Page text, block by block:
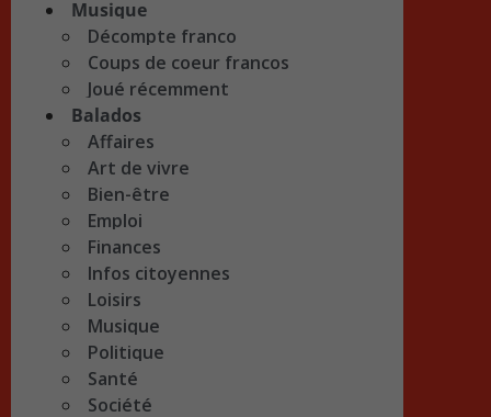
Musique
Décompte franco
Coups de coeur francos
Joué récemment
Balados
Affaires
Art de vivre
Bien-être
Emploi
Finances
Infos citoyennes
Loisirs
Musique
Politique
Santé
Société